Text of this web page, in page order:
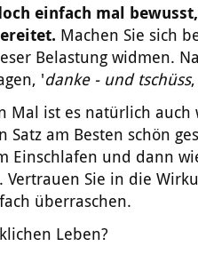
einfach mal
Machen Sie sich
Belastung widmen.
'danke - und tschüss
Mal ist es natürlich auch
Satz am Besten schön
Einschlafen und dann
Sie in die
überraschen.
Leben?